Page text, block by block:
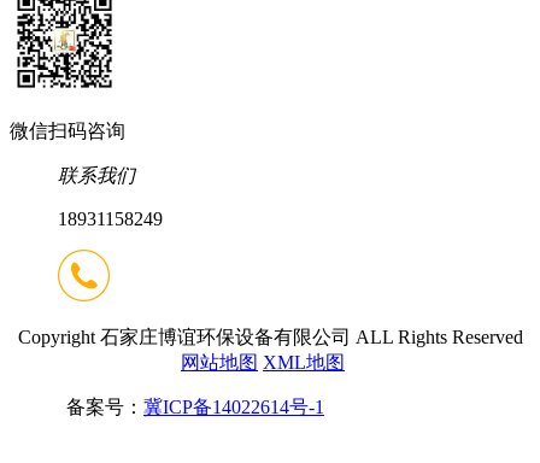
微信扫码咨询
联系我们
18931158249
Copyright 石家庄博谊环保设备有限公司 ALL Rights Reserved
网站地图 XML地图
备案号： 冀ICP备14022614号-1